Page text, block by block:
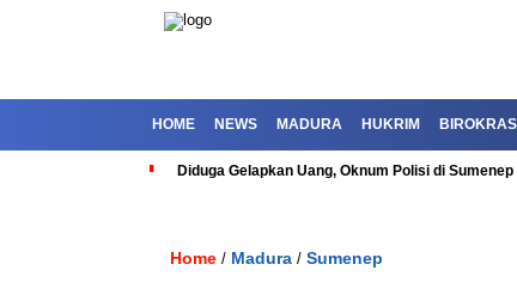
HOME NEWS MADURA HUKRIM BIROKRASI
Diduga Gelapkan Uang, Oknum Polisi di
Home / Madura / Sumenep